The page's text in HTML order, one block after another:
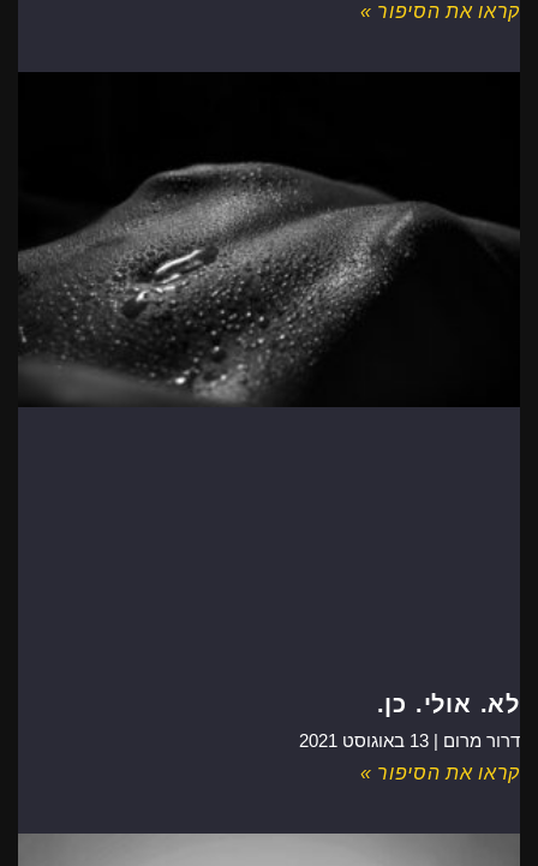
קראו את הסיפור »
לא. אולי. כן.
דרור מרום | 13 באוגוסט 2021
קראו את הסיפור »